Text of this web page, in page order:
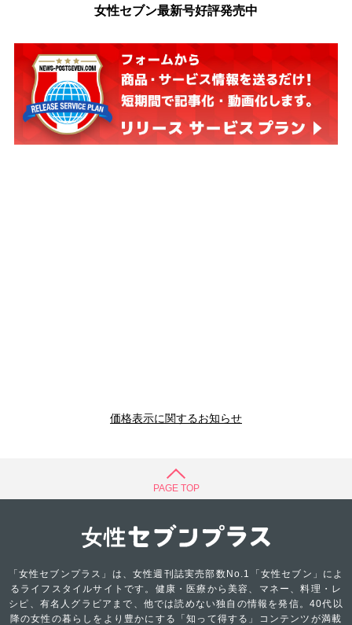
女性セブン最新号好評発売中
価格表示に関するお知らせ
PAGE TOP
「女性セブンプラス」は、女性週刊誌実売部数No.1「女性セブン」によ
るライフスタイルサイトです。健康・医療から美容、マネー、料理・レ
シピ、有名人グラビアまで、他では読めない独自の情報を発信。40代以
降の女性の暮らしをより豊かにする「知って得する」コンテンツが満載